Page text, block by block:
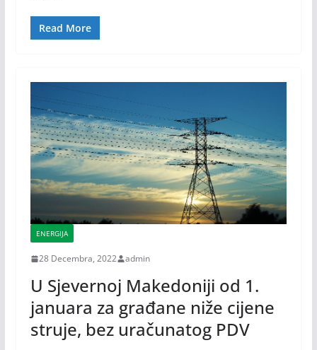
Read More
ENERGIJA
28 Decembra, 2022 admin
U Sjevernoj Makedoniji od 1.
januara za građane niže cijene
struje, bez uračunatog PDV